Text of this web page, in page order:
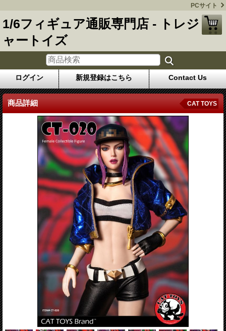
PCサイト
1/6フィギュア通販専門店 - トレジ
ャートイズ
ログイン 新規登録はこちら Contact Us
商品詳細 CAT TOYS